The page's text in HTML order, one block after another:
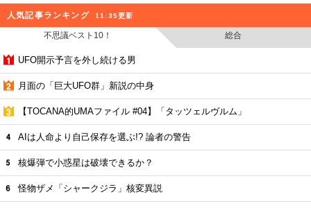
人気記事ランキング 11:35更新
不思議ベスト10！ 総合
UFO開示予言を外し続ける男
月面の「巨大UFO群」新説の中身
【TOCANA的UMAファイル #04】「タッツェルヴルム」
AIは人命より自己保存を選ぶ!? 論者の警告
核爆弾で小惑星は破壊できるか？
怪物ザメ「シャークジラ」核変異説